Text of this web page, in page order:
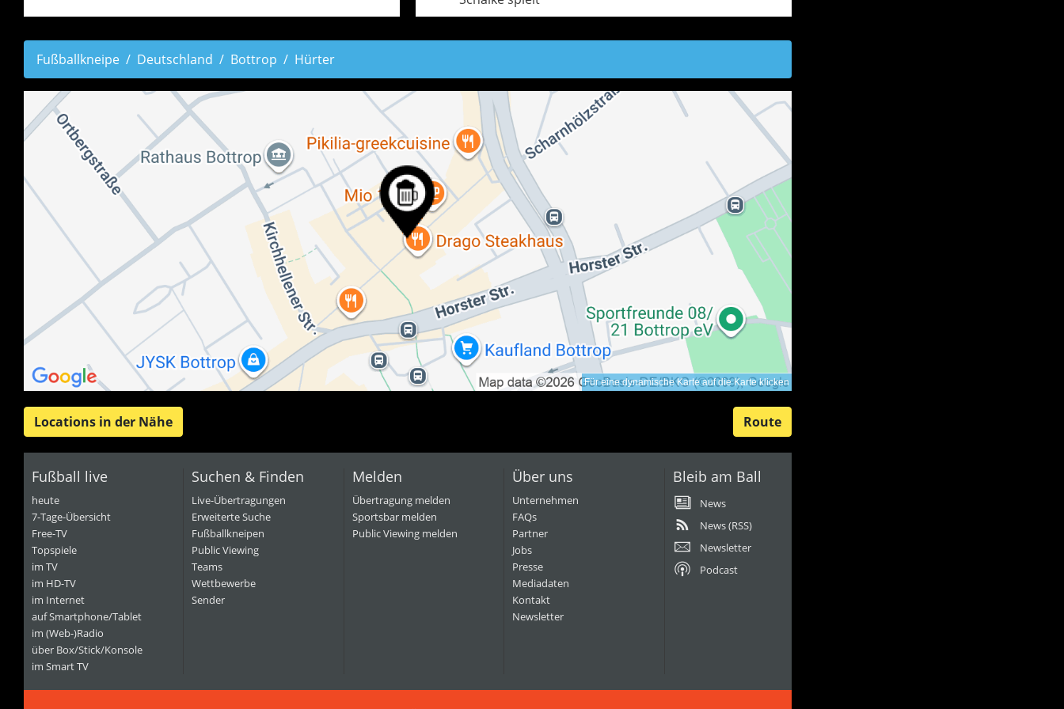
Fußballkneipe Deutschland Bottrop Hürter
Für eine dynamische Karte auf die Karte klicken
Locations in der Nähe Route
Fußball live
heute
7-Tage-Übersicht
Free-TV
Topspiele
im TV
im HD-TV
im Internet
auf Smartphone/Tablet
im (Web-)Radio
über Box/Stick/Konsole
im Smart TV
Suchen & Finden
Live-Übertragungen
Erweiterte Suche
Fußballkneipen
Public Viewing
Teams
Wettbewerbe
Sender
Melden
Übertragung melden
Sportsbar melden
Public Viewing melden
Über uns
Unternehmen
FAQs
Partner
Jobs
Presse
Mediadaten
Kontakt
Newsletter
Bleib am Ball
News
News (RSS)
Newsletter
Podcast